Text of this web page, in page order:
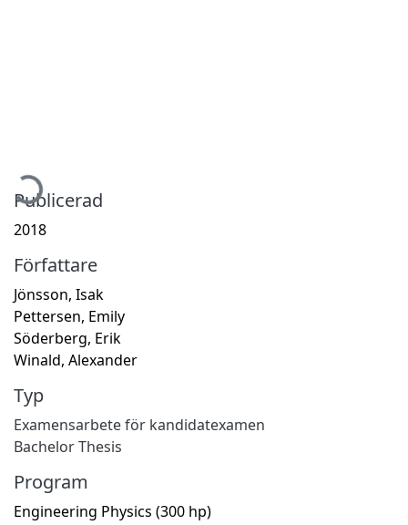
Publicerad
2018
Författare
Jönsson, Isak
Pettersen, Emily
Söderberg, Erik
Winald, Alexander
Typ
Examensarbete för kandidatexamen
Bachelor Thesis
Program
Engineering Physics (300 hp)